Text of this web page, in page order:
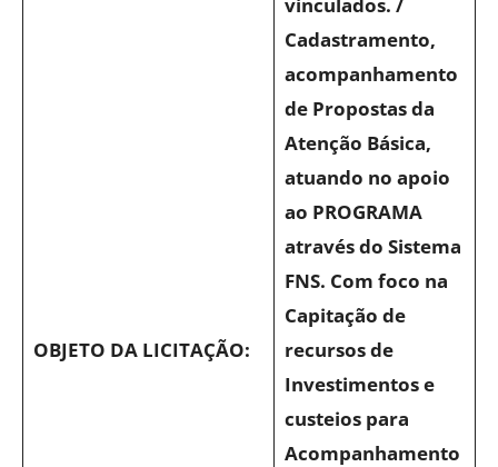
OBJETO DA LICITAÇÃO:
Cadastramento,
acompanhamento
de Propostas da
Atenção Básica,
atuando no apoio
ao PROGRAMA
através do Sistema
FNS. Com foco na
Capitação de
recursos de
Investimentos e
custeios para
Acompanhamento